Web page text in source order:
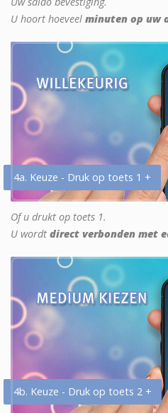
U hoort hoeveel minuten op uw
4a. Keuze - Druk op toets 1 +
Of u drukt op toets 1.
U wordt direct verbonden met
4b. Keuze - Druk op toets 2 +